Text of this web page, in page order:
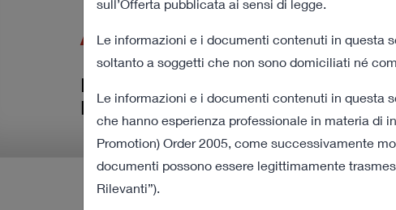
Acquisto
Informazioni rilevanti in relazione
Procedura di Obbligo di Acquisto
sull’Offerta pubblicata ai sensi di legge.
Le informazioni e i documenti contenuti in questa
soltanto a soggetti che non sono domiciliati né
Le informazioni e i documenti contenuti in questa
che hanno esperienza professionale in materia di
Promotion) Order 2005, come successivamente
documenti possono essere legittimamente
Rilevanti”).